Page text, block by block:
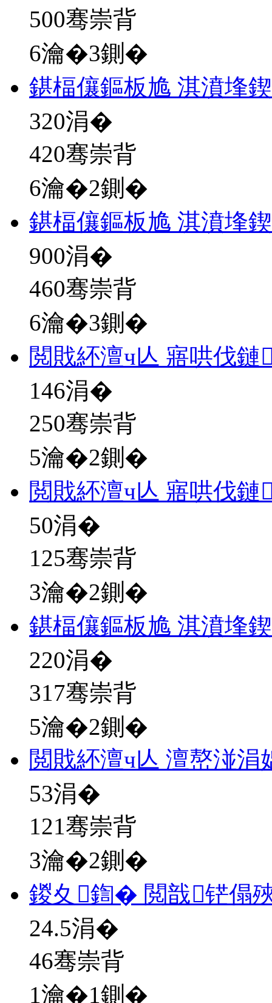
500骞崇背
6瀹�3鍘�
鍖楅儴鏂板尯 淇濆埄
320涓�
420骞崇背
6瀹�2鍘�
鍖楅儴鏂板尯 淇濆埄
900涓�
460骞崇背
6瀹�3鍘�
閲戝紑澶ч亾 寤哄伐
146涓�
250骞崇背
5瀹�2鍘�
閲戝紑澶ч亾 寤哄伐
50涓�
125骞崇背
3瀹�2鍘�
鍖楅儴鏂板尯 淇濆埄
220涓�
317骞崇背
5瀹�2鍘�
閲戝紑澶ч亾 澶嶅湴涓
53涓�
121骞崇背
3瀹�2鍘�
鍐夊鍧� 閲戠铓傝
24.5涓�
46骞崇背
1瀹�1鍘�